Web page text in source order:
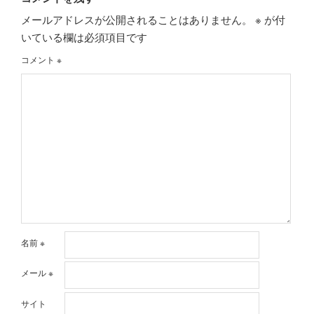
メールアドレスが公開されることはありません。 ※ が付
いている欄は必須項目です
コメント ※
名前※
メール※
サイト